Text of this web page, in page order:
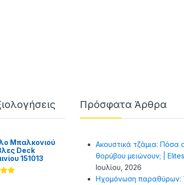
Μπαλκονιού
Deck
151013
Πρόσφατα Άρθρα
Ακουστικά τζάμια: Πόσα
θορύβου μειώνουν; |
Ιουλίου, 2026
Ηχομόνωση παραθύρων: